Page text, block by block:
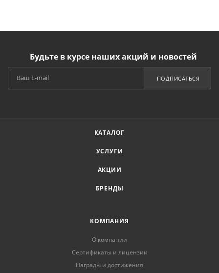
Будьте в курсе наших акций и новостей
ПОДПИСАТЬСЯ
КАТАЛОГ
УСЛУГИ
АКЦИИ
БРЕНДЫ
КОМПАНИЯ
О компании
Сертификаты и лицензии
Награды и достижения